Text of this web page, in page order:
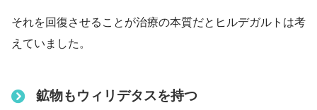
それを回復させることが治療の本質だとヒルデガルトは考
えていました。
鉱物もウィリデタスを持つ